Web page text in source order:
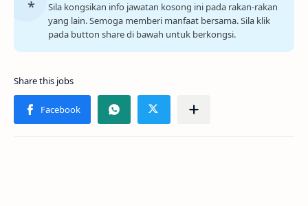
Sila kongsikan info jawatan kosong ini pada rakan-rakan
yang lain. Semoga memberi manfaat bersama. Sila klik
pada button share di bawah untuk berkongsi.